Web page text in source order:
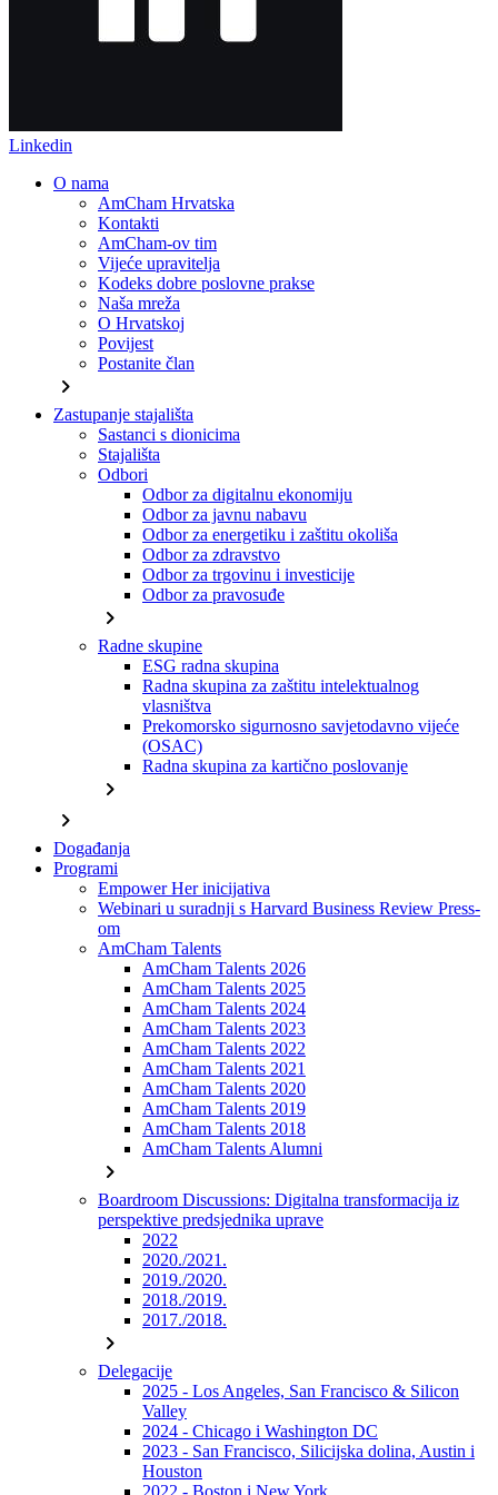
Linkedin
O nama
AmCham Hrvatska
Kontakti
AmCham-ov tim
Vijeće upravitelja
Kodeks dobre poslovne prakse
Naša mreža
O Hrvatskoj
Povijest
Postanite član
chevron_right
Zastupanje stajališta
Sastanci s dionicima
Stajališta
Odbori
Odbor za digitalnu ekonomiju
Odbor za javnu nabavu
Odbor za energetiku i zaštitu okoliša
Odbor za zdravstvo
Odbor za trgovinu i investicije
Odbor za pravosuđe
chevron_right
Radne skupine
ESG radna skupina
Radna skupina za zaštitu intelektualnog
vlasništva
Prekomorsko sigurnosno savjetodavno vijeće
(OSAC)
Radna skupina za kartično poslovanje
chevron_right
chevron_right
Događanja
Programi
Empower Her inicijativa
Webinari u suradnji s Harvard Business Review Press-
om
AmCham Talents
AmCham Talents 2026
AmCham Talents 2025
AmCham Talents 2024
AmCham Talents 2023
AmCham Talents 2022
AmCham Talents 2021
AmCham Talents 2020
AmCham Talents 2019
AmCham Talents 2018
AmCham Talents Alumni
chevron_right
Boardroom Discussions: Digitalna transformacija iz
perspektive predsjednika uprave
2022
2020./2021.
2019./2020.
2018./2019.
2017./2018.
chevron_right
Delegacije
2025 - Los Angeles, San Francisco & Silicon
Valley
2024 - Chicago i Washington DC
2023 - San Francisco, Silicijska dolina, Austin i
Houston
2022 - Boston i New York